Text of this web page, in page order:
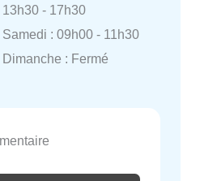
13h30 - 17h30
Samedi : 09h00 - 11h30
Dimanche : Fermé